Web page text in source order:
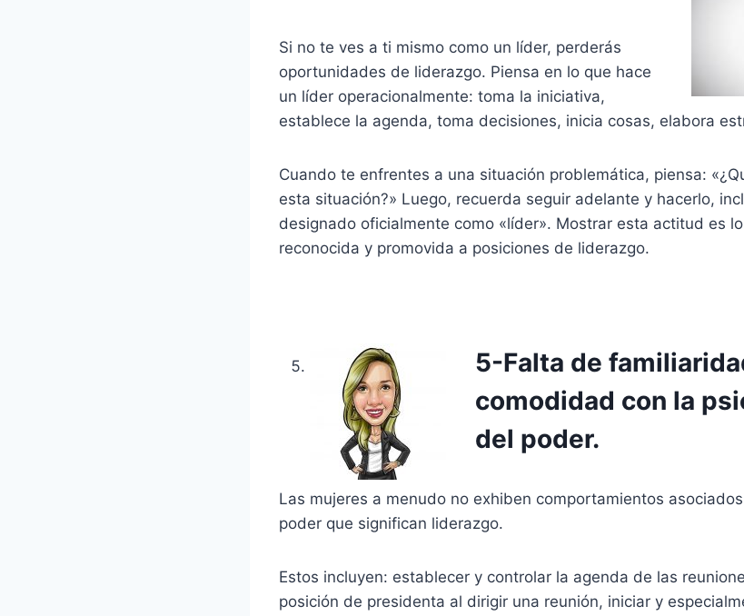
Si no te ves a ti mismo como un líder, perderás
oportunidades de liderazgo. Piensa en lo que hace
un líder operacionalmente: toma la iniciativa,
establece la agenda, toma decisiones, inicia cosas, elabora
Cuando te enfrentes a una situación problemática, piensa:
esta situación?» Luego, recuerda seguir adelante y hacerlo,
designado oficialmente como «líder». Mostrar esta actitud es
reconocida y promovida a posiciones de liderazgo.
5-Falta de
comodidad con la
del poder.
Las mujeres a menudo no exhiben comportamientos
poder que significan liderazgo.
Estos incluyen: establecer y controlar la agenda de las
posición de presidenta al dirigir una reunión, iniciar y